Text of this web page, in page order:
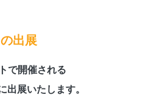
出展
で開催される
展いたします。